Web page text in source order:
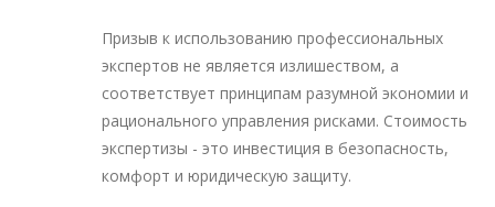
Призыв к использованию профессиональных
экспертов не является излишеством, а
соответствует принципам разумной экономии и
рационального управления рисками. Стоимость
экспертизы - это инвестиция в безопасность,
комфорт и юридическую защиту.